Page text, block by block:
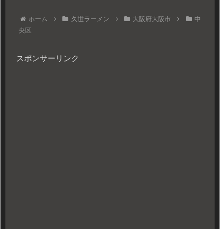
ホーム 久世ラーメン 大阪府大阪市
中
央区
スポンサーリンク